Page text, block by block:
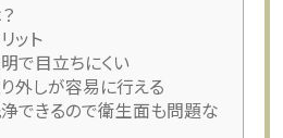
ット
で目立ちにくい
外しが容易に行える
浄できるので衛生面も問題な